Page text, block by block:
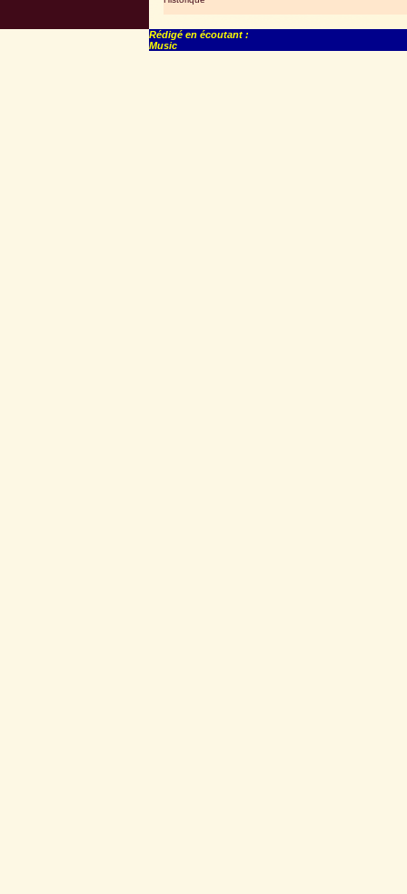
Rédigé en écoutant :
Music